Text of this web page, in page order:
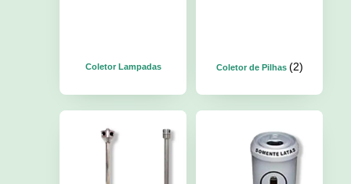
Coletor Lampadas Coletor de Pilhas (2)